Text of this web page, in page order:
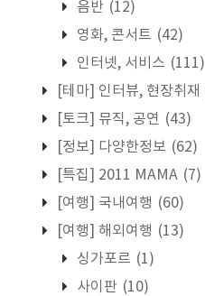
음반 (12)
영화, 콘서트 (42)
인터넷, 서비스 (111)
[테마] 인터뷰, 현장취재
[토크] 뮤직, 공연 (43)
[정보] 다양한정보 (62)
[특집] 2011 MAMA (7)
[여행] 국내여행 (60)
[여행] 해외여행 (13)
싱가포르 (1)
사이판 (10)